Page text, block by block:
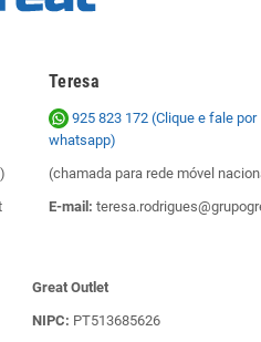
Teresa
925 823 172 (Clique e fale por
whatsapp)
(chamada para rede móvel
E-mail:
Great Outlet
NIPC: PT513685626